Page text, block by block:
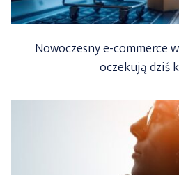
Nowoczesny e-commerce
oczekują dziś